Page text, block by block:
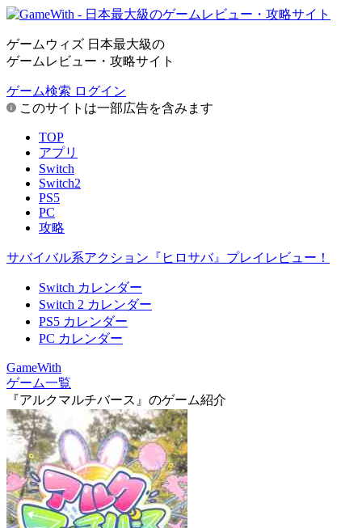
ゲームウィズ 日本最大級の
ゲームレビュー・攻略サイト
ゲーム検索 ログイン
このサイトは一部広告を含みます
TOP
アプリ
Switch
Switch2
PS5
PC
攻略
サバイバル系アクション『ヒロサバ』プレイレビュー！
Switch カレンダー
Switch 2 カレンダー
PS5 カレンダー
PC カレンダー
GameWith
ゲーム一覧
『アルクマルチバース』のゲーム紹介